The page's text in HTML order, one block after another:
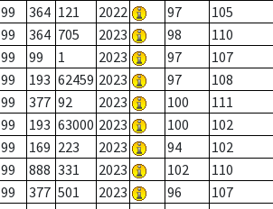
99 364 121 2022 97 105
99 364 705 2023 98 110
99 99 1 2023 97 107
99 193 62459 2023 97 108
99 377 92 2023 100 111
99 193 63000 2023 100 102
99 169 223 2023 94 102
99 888 331 2023 102 110
99 377 501 2023 96 107